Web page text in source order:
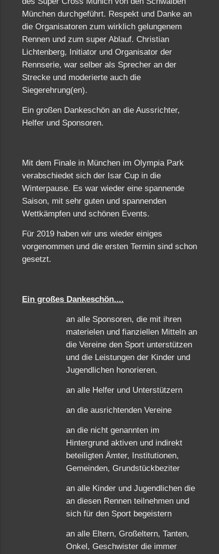
München durchgeführt. Respekt und Danke an
die Organisatoren zum wirklich gelungenem
Rennen und zum super Ablauf. Christian
Lichtenberg, Initiator und Organisator der
Rennserie, war selber als Sprecher an der
Strecke und moderierte auch die
Siegerehrung(en).
Ein großen Dankeschön an die Aussrichter,
Helfer und Sponsoren.
Mit dem Finale in München im Olympia Park
verabschiedet sich der Isar Cup in die
Winterpause. Es war wieder eine spannende
Saison, mit sehr guten und spannenden
Wettkämpfen und schönen Events.
Für 2019 haben wir uns wieder einiges
vorgenommen und die ersten Termin sind schon
gesetzt.
Ein großes Dankeschön....
an alle Sponsoren, die mit ihren
materielen und fianziellen Mitteln an
die Vereine den Sport unterstützen
und die Leistungen der Kinder und
Jugendlichen honorieren.
an alle Helfer und Unterstützern
an die ausrichtenden Vereine
an die nicht genannten im
Hintergrund aktiven und indirekt
beteiligten Ämter, Institutionen,
Gemeinden, Grundstückbeziter
an alle Kinder und Jugendlichen die
an diesen Rennen teilnehmen und
sich für den Sport begeistern
an alle Eltern, Großeltern, Tanten,
Onkel, Geschwister die immer